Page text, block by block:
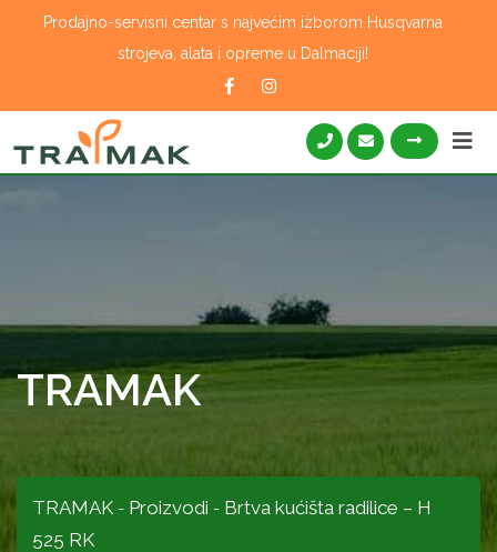
Prodajno-servisni centar s najvećim izborom Husqvarna
strojeva, alata i opreme u Dalmaciji!
TRAMAK
TRAMAK - Proizvodi - Brtva kućišta radilice – H
525 RK